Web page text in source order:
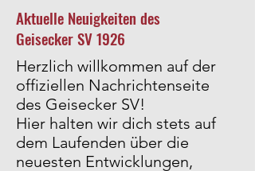
Aktuelle Neuigkeiten des
Geisecker SV 1926
Herzlich willkommen auf der
offiziellen Nachrichtenseite
des Geisecker SV!
Hier halten wir dich stets auf
dem Laufenden über die
neuesten Entwicklungen,